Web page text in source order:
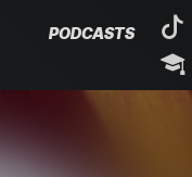
PODCASTS